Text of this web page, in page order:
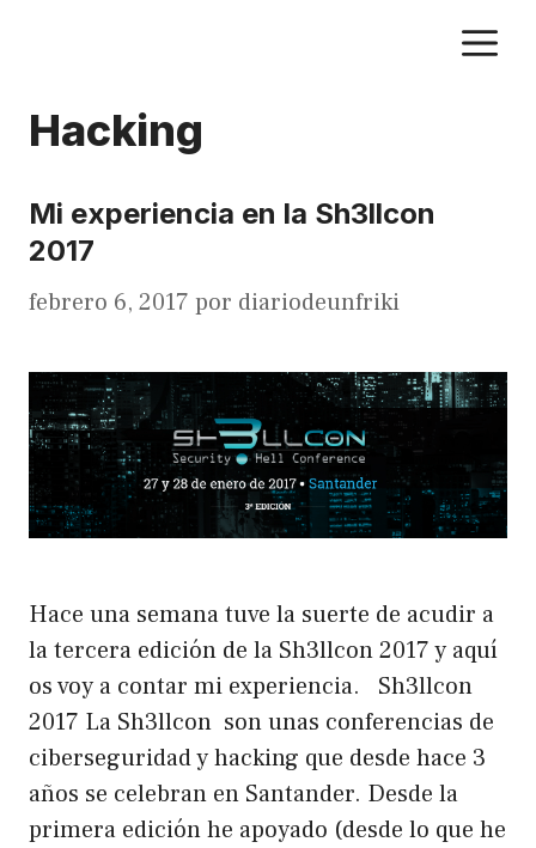
Hacking
Mi experiencia en la Sh3llcon
2017
febrero 6, 2017 por diariodeunfriki
Hace una semana tuve la suerte de acudir a
la tercera edición de la Sh3llcon 2017 y aquí
os voy a contar mi experiencia. Sh3llcon
2017 La Sh3llcon son unas conferencias de
ciberseguridad y hacking que desde hace 3
años se celebran en Santander. Desde la
primera edición he apoyado (desde lo que he